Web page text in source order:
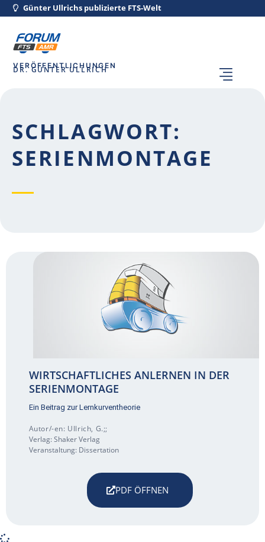
Günter Ullrichs publizierte FTS-Welt
DR. GÜNTER ULLRICH
VERÖFFENTLICHUNGEN
SCHLAGWORT:
SERIENMONTAGE
WIRTSCHAFTLICHES ANLERNEN IN DER
SERIENMONTAGE
Ein Beitrag zur Lernkurventheorie
Autor/-en: Ullrich, G.;;
Verlag: Shaker Verlag
Veranstaltung: Dissertation
PDF ÖFFNEN